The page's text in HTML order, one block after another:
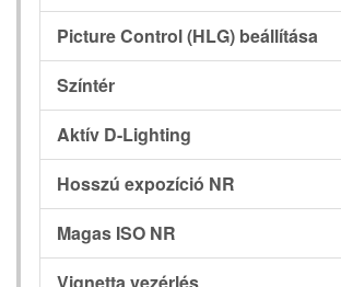
Picture Control (HLG) beállítása
Színtér
Aktív D-Lighting
Hosszú expozíció NR
Magas ISO NR
Vignetta vezérlés